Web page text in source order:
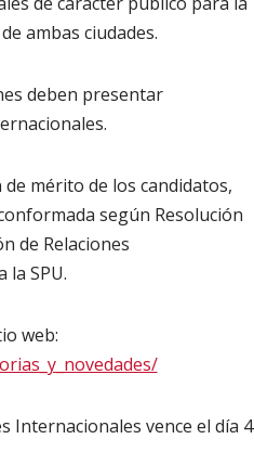
ambas ciudades.
deben presentar
mérito de los candidatos,
según Resolución
de Relaciones
la SPU.
web:
Internacionales vence el día 4